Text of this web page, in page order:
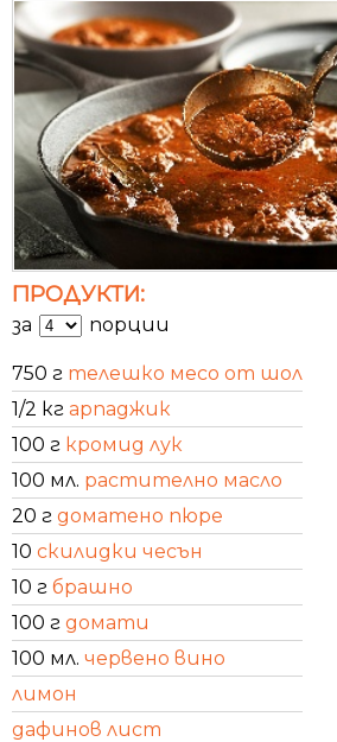
ПРОДУКТИ:
за порции
750 г телешко месо от шол
1/2 кг арпаджик
100 г кромид лук
100 мл. растително масло
20 г доматено пюре
10 скилидки чесън
10 г брашно
100 г домати
100 мл. червено вино
лимон
дафинов лист